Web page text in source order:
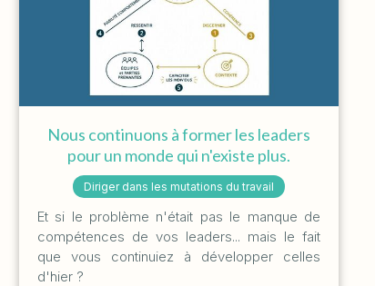
Nous continuons à former les leaders
pour un monde qui n'existe plus.
Diriger dans les mutations du travail
Et si le problème n'était pas le manque de
compétences de vos leaders... mais le fait
que vous continuiez à développer celles
d'hier ?